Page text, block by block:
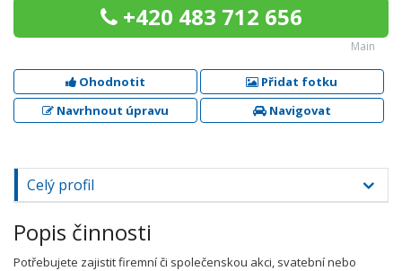
+420 483 712 656
Main
Ohodnotit
Přidat fotku
Navrhnout úpravu
Navigovat
Celý profil
Popis činnosti
Potřebujete zajistit firemní či společenskou akci, svatební nebo